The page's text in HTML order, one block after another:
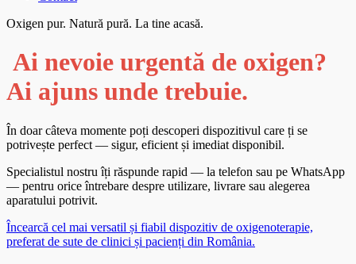
Oxigen pur. Natură pură. La tine acasă.
Ai nevoie urgentă de oxigen?
Ai ajuns unde trebuie.
În doar câteva momente poți descoperi dispozitivul care ți se
potrivește perfect — sigur, eficient și imediat disponibil.
Specialistul nostru îți răspunde rapid — la telefon sau pe WhatsApp
— pentru orice întrebare despre utilizare, livrare sau alegerea
aparatului potrivit.
Încearcă cel mai versatil și fiabil dispozitiv de oxigenoterapie,
preferat de sute de clinici și pacienți din România.